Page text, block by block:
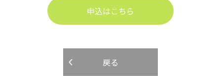
申込はこちら
戻る